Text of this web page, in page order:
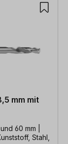
mm mit
60 mm |
Stahl,